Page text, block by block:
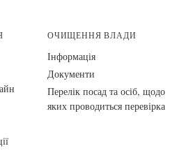
ОЧИЩЕННЯ ВЛАДИ
Інформація
Документи
Перелік посад та осіб, щодо
яких проводиться перевірка